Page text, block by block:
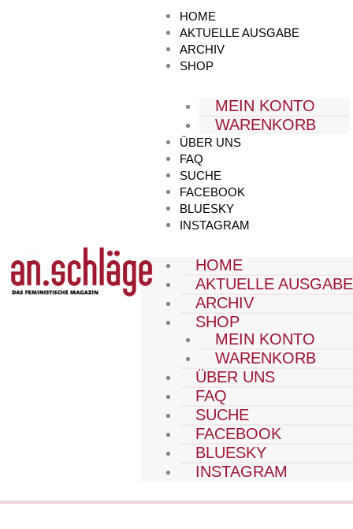
HOME
AKTUELLE AUSGABE
ARCHIV
SHOP
MEIN KONTO
WARENKORB
ÜBER UNS
FAQ
SUCHE
FACEBOOK
BLUESKY
INSTAGRAM
HOME
AKTUELLE AUSGABE
ARCHIV
SHOP
MEIN KONTO
WARENKORB
ÜBER UNS
FAQ
SUCHE
FACEBOOK
BLUESKY
INSTAGRAM